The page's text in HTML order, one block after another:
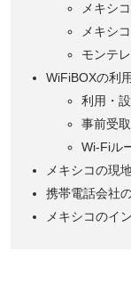
メキシ
メキシ
モンテ
WiFiBOXの利
利用・
事前受
Wi-Fiル
メキシコの現
携帯電話会社
メキシコのイ